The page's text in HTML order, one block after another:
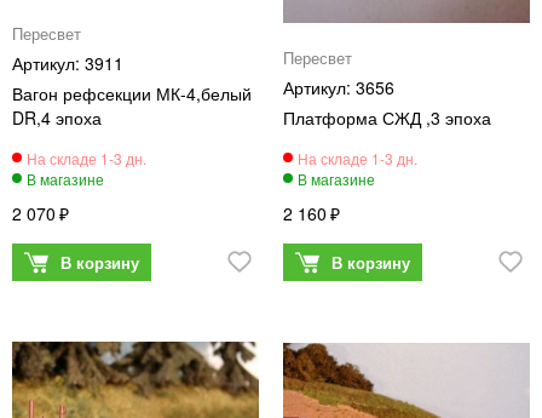
Пересвет
3911
Вагон рефсекции МК-4,белый
DR,4 эпоха
2 070
Пересвет
3656
Платформа СЖД ,3 эпоха
2 160